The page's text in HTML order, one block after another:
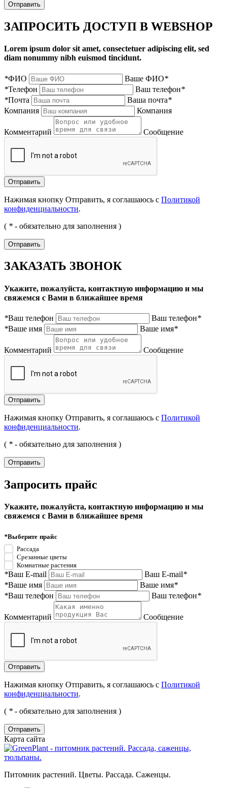
Отправить
ЗАПРОСИТЬ ДОСТУП В WEBSHOP
Lorem ipsum dolor sit amet, consectetuer adipiscing elit, sed
diam nonummy nibh euismod tincidunt.
*ФИО Ваше ФИО*
*Телефон Ваш телефон*
*Почта Ваша почта*
Компания
Компания
Комментарий Сообщение
Нажимая кнопку Отправить, я соглашаюсь с Политикой
конфиденциальности.
( * - обязательно для заполнения )
ЗАКАЗАТЬ ЗВОНОК
Укажите, пожалуйста, контактную информацию и мы
свяжемся с Вами в ближайшее время
*Ваш телефон Ваш телефон*
*Ваше имя Ваше имя*
Комментарий Сообщение
Нажимая кнопку Отправить, я соглашаюсь с Политикой
конфиденциальности.
( * - обязательно для заполнения )
Запросить прайс
Укажите, пожалуйста, контактную информацию и мы
свяжемся с Вами в ближайшее время
*Выберите прайс
Рассада
Срезанные цветы
Комнатные растения
*Ваш E-mail Ваш E-mail*
*Ваше имя Ваше имя*
*Ваш телефон Ваш телефон*
Комментарий Сообщение
Нажимая кнопку Отправить, я соглашаюсь с Политикой
конфиденциальности.
( * - обязательно для заполнения )
Отправить
Карта сайта
Питомник растений. Цветы. Рассада. Саженцы.